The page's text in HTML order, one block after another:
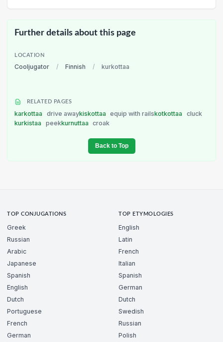
Further details about this page
LOCATION
Cooljugator / Finnish / kurkottaa
RELATED PAGES
karkottaa drive awaykiskottaa equip with railskotkottaa
cluck
kurkistaa
peekkurnuttaa croak
Back to Top
TOP CONJUGATIONS
Greek
Russian
Arabic
Japanese
Spanish
English
Dutch
Portuguese
French
German
TOP ETYMOLOGIES
English
Latin
French
Italian
Spanish
German
Dutch
Swedish
Russian
Polish